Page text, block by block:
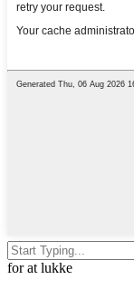
for at lukke